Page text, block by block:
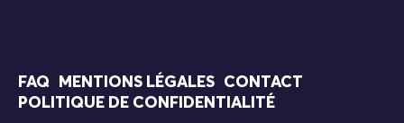
FAQ MENTIONS LÉGALES
CONTACT
POLITIQUE DE CONFIDENTIALITÉ